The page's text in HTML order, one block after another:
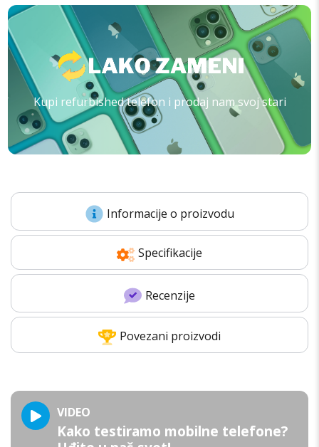
Kupi refurbished telefon i prodaj nam svoj stari
Informacije o proizvodu
Specifikacije
Recenzije
Povezani proizvodi
VIDEO
Kako testiramo mobilne telefone?